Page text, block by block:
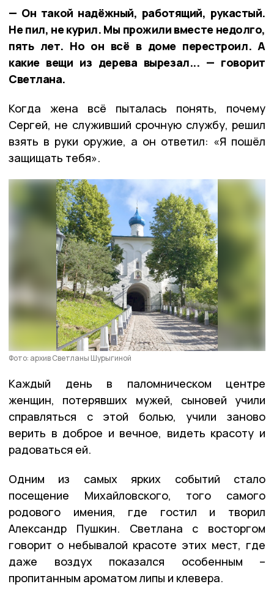
— Он такой надёжный, работящий, рукастый.
Не пил, не курил. Мы прожили вместе недолго,
пять лет. Но он всё в доме перестроил. А
какие вещи из дерева вырезал... — говорит
Светлана.
Когда жена всё пыталась понять, почему
Сергей, не служивший срочную службу, решил
взять в руки оружие, а он ответил: «Я пошёл
защищать тебя».
Фото: архив Светланы Шурыгиной
Каждый день в паломническом центре
женщин, потерявших мужей, сыновей учили
справляться с этой болью, учили заново
верить в доброе и вечное, видеть красоту и
радоваться ей.
Одним из самых ярких событий стало
посещение Михайловского, того самого
родового имения, где гостил и творил
Александр Пушкин. Светлана с восторгом
говорит о небывалой красоте этих мест, где
даже воздух показался особенным –
пропитанным ароматом липы и клевера.